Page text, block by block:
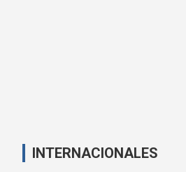
INTERNACIONALES